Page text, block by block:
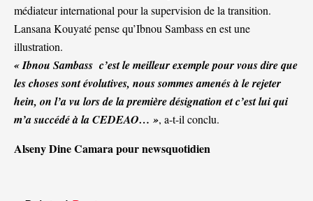
médiateur international pour la supervision de la transition.
Lansana Kouyaté pense qu’Ibnou Sambass en est une
illustration.
« Ibnou Sambass c’est le meilleur exemple pour vous dire que
les choses sont évolutives, nous sommes amenés à le rejeter
hein, on l’a vu lors de la première désignation et c’est lui qui
m’a succédé à la CEDEAO… », a-t-il conclu.
Alseny Dine Camara pour newsquotidien